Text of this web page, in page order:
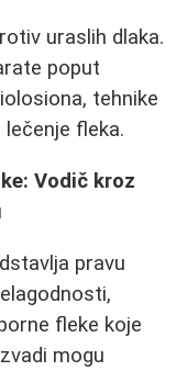
uraslih dlaka.
poput
tehnike
fleka.
Vodič kroz
pravu
fleke koje
mogu